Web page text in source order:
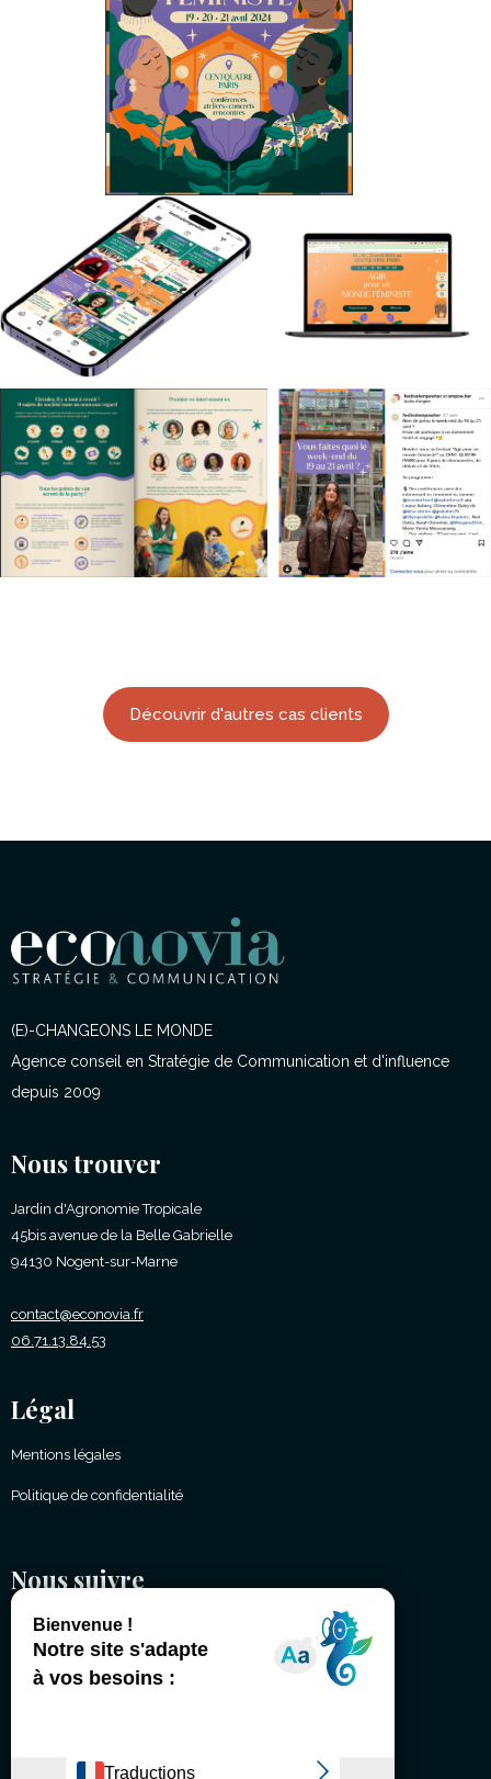
Découvrir d'autres cas clients
(E)-CHANGEONS LE MONDE
Agence conseil en Stratégie de Communication et d'influence
depuis 2009
Nous trouver
Jardin d'Agronomie Tropicale
45bis avenue de la Belle Gabrielle
94130 Nogent-sur-Marne
contact@econovia.fr
06.71.13.84.53
Légal
Mentions légales
Politique de confidentialité
Nous suivre